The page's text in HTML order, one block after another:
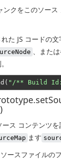
ンクをこのソー
た JS コードの
、また
"/** Build Id:
ス コンテンツ
ます
ースファイルの